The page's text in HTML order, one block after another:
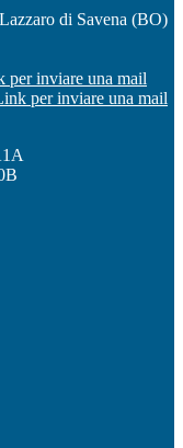
di Savena (BO)
per inviare una mail
per inviare una mail